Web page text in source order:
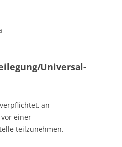
Universal­
an
einer
teilzunehmen.